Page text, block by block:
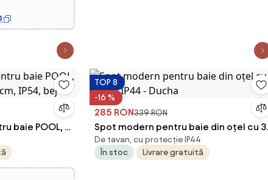
baie POOL, 2x
bej
TOP 8
-16 %
285 RON339 RON
Spot modern pentru baie din oțel cu 3
lumini IP44 - Ducha
De tavan, cu protecție IP44
În stoc
Livrare gratuită